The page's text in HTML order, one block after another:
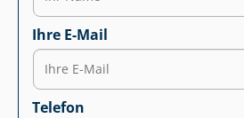
Ihre E-Mail
Telefon